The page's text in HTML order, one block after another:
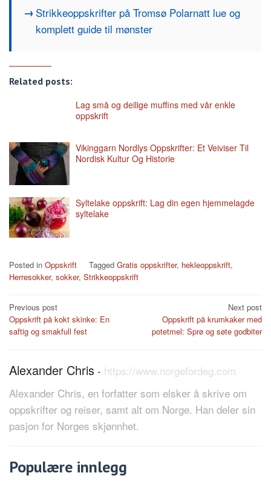
Strikkeoppskrifter på Tromsø Polarnatt lue og
komplett guide til mønster
Related posts:
Lag små og deilige muffins med vår enkle
oppskrift
Vikinggarn Nordlys Oppskrifter: Et Veiviser Til
Nordisk Kultur Og Historie
Syltelake oppskrift: Lag din egen hjemmelagde
syltelake
Posted in Oppskrift Tagged Gratis oppskrifter, hekleoppskrift,
Herresokker, sokker, Strikkeoppskrift
Post
navigation
Previous post
Oppskrift på kokt skinke: En
saftig og smakfull fest
Next post
Oppskrift på krumkaker med
potetmel: Sprø og søte godbiter
Alexander Chris - https://www.norgefordeg.com
Alexander Chris, en forfatter som elsker å skrive om
oppskrifter og reiser, samt alt om Norge. Han deler sin
pasjon for Norges skjønnhet.
Populære innlegg